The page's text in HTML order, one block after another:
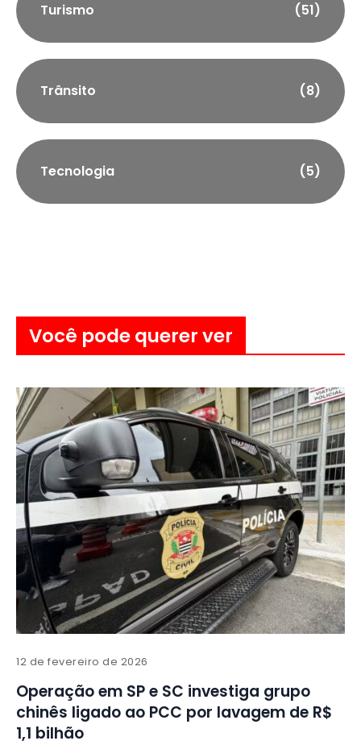
Turismo (51)
Trânsito (8)
Tecnologia (5)
Você pode querer ver
12 de fevereiro de 2026
Operação em SP e SC investiga grupo
chinês ligado ao PCC por lavagem de R$
1,1 bilhão